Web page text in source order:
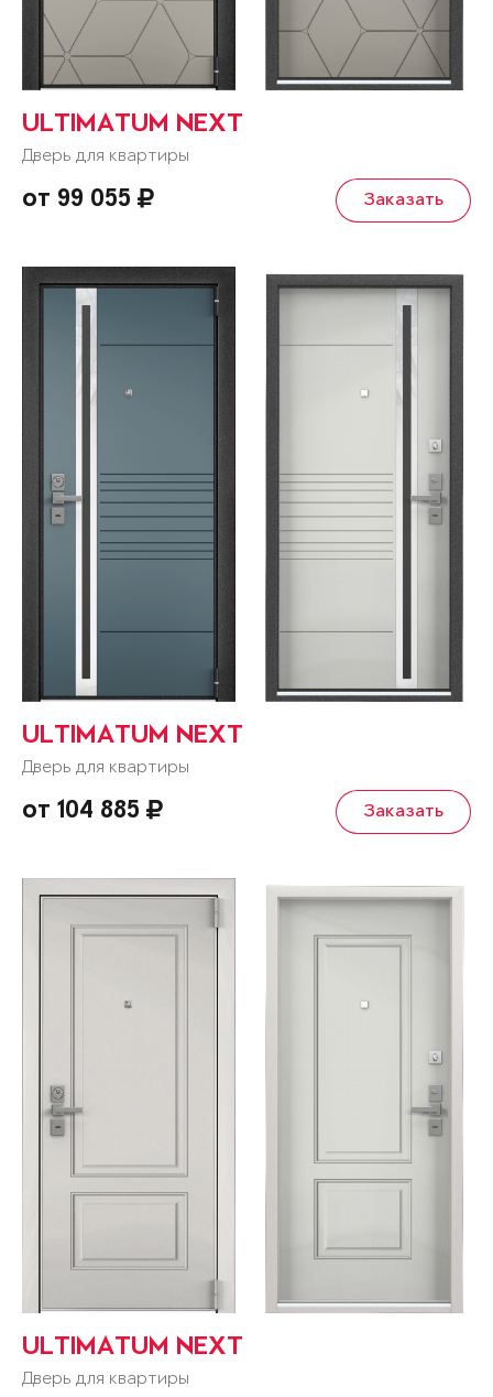
ULTIMATUM NEXT
Дверь для квартиры
от 99 055 Заказать
ULTIMATUM NEXT
Дверь для квартиры
от 104 885 Заказать
ULTIMATUM NEXT
Дверь для квартиры